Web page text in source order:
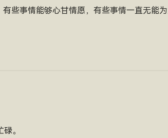
些事情能够心甘情愿，有些事情一直无能为
。